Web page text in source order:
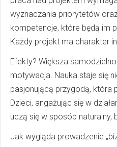
wyznaczania priorytetów
kompetencje, które będą im
Każdy projekt ma charakter
Efekty? Większa
motywacja. Nauka staje się
pasjonującą przygodą, która
Dzieci, angażując się w
uczą się w sposób naturalny,
Jak wygląda prowadzenie